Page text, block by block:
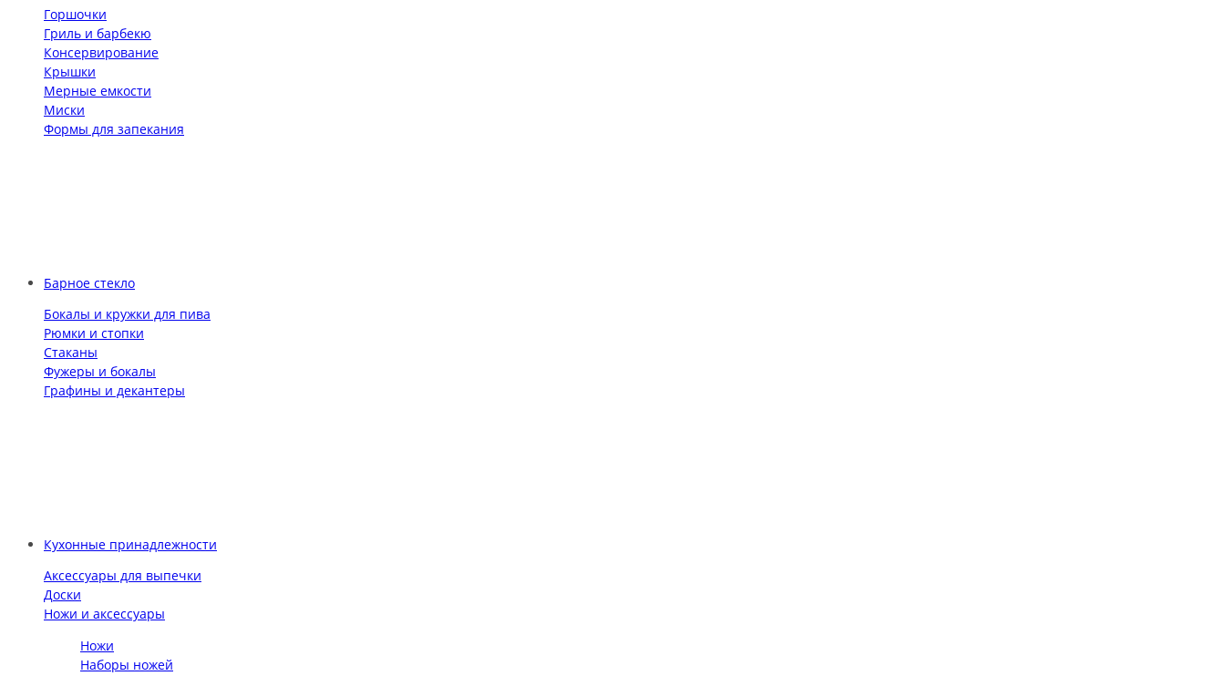
Горшочки
Гриль и барбекю
Консервирование
Крышки
Мерные емкости
Миски
Формы для запекания
Барное стекло
Бокалы и кружки для пива
Рюмки и стопки
Стаканы
Фужеры и бокалы
Графины и декантеры
Кухонные принадлежности
Аксессуары для выпечки
Доски
Ножи и аксессуары
Ножи
Наборы ножей